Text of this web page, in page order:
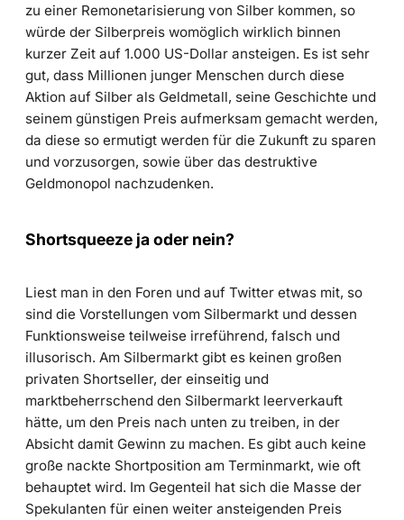
zu einer Remonetarisierung von Silber kommen, so
würde der Silberpreis womöglich wirklich binnen
kurzer Zeit auf 1.000 US-Dollar ansteigen. Es ist sehr
gut, dass Millionen junger Menschen durch diese
Aktion auf Silber als Geldmetall, seine Geschichte und
seinem günstigen Preis aufmerksam gemacht werden,
da diese so ermutigt werden für die Zukunft zu sparen
und vorzusorgen, sowie über das destruktive
Geldmonopol nachzudenken.
Shortsqueeze ja oder nein?
Liest man in den Foren und auf Twitter etwas mit, so
sind die Vorstellungen vom Silbermarkt und dessen
Funktionsweise teilweise irreführend, falsch und
illusorisch. Am Silbermarkt gibt es keinen großen
privaten Shortseller, der einseitig und
marktbeherrschend den Silbermarkt leerverkauft
hätte, um den Preis nach unten zu treiben, in der
Absicht damit Gewinn zu machen. Es gibt auch keine
große nackte Shortposition am Terminmarkt, wie oft
behauptet wird. Im Gegenteil hat sich die Masse der
Spekulanten für einen weiter ansteigenden Preis